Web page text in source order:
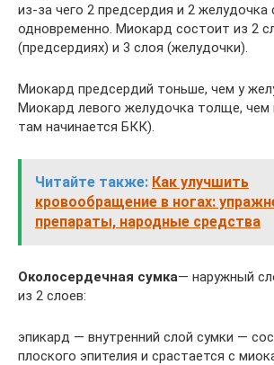
из-за чего 2 предсердия и 2
одновременно. Миокард состоит из 2
(предсердиях) и 3 слоя (желудочки).
Миокард предсердий тоньше, чем у
Миокард левого желудочка толще, чем
там начинается БКК).
Читайте также: Как улучшить
кровообращение в ногах:
препараты, народные средства
Околосердечная сумка— наружный
из 2 слоев:
эпикард — внутренний слой сумки —
плоского эпителия и срастается с